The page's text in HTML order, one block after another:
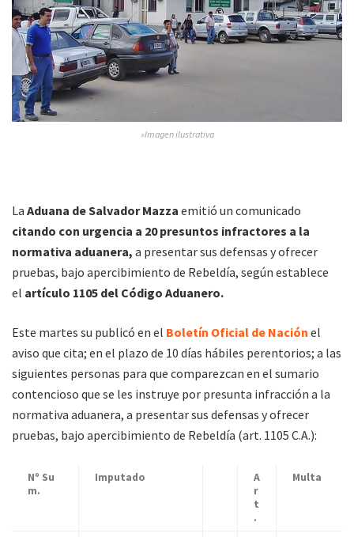
»Imagen ilustrativa
La Aduana de Salvador Mazza emitió un comunicado
citando con urgencia a 20 presuntos infractores a la
normativa aduanera, a presentar sus defensas y ofrecer
pruebas, bajo apercibimiento de Rebeldía, según establece
el artículo 1105 del Código Aduanero.
Este martes su publicó en el Boletín Oficial de Nación el
aviso que cita; en el plazo de 10 días hábiles perentorios; a las
siguientes personas para que comparezcan en el sumario
contencioso que se les instruye por presunta infracción a la
normativa aduanera, a presentar sus defensas y ofrecer
pruebas, bajo apercibimiento de Rebeldía (art. 1105 C.A.):
Nº Su
m.
Imputado
A
r
t
.
Multa